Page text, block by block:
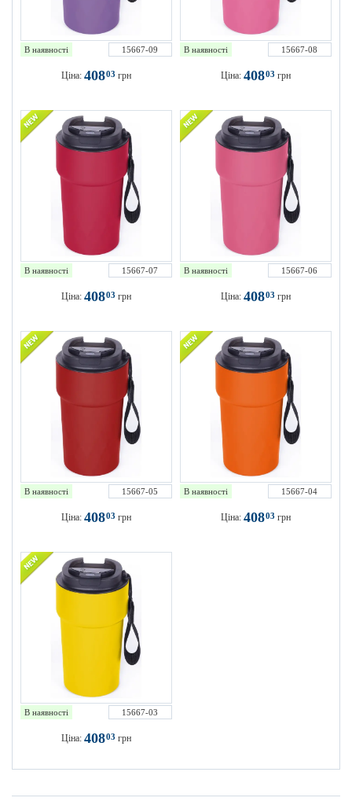
В наявності 15667-09
Ціна: 40803 грн
В наявності 15667-08
Ціна: 40803 грн
В наявності 15667-07
Ціна: 40803 грн
В наявності 15667-06
Ціна: 40803 грн
В наявності 15667-05
Ціна: 40803 грн
В наявності 15667-04
Ціна: 40803 грн
В наявності 15667-03
Ціна: 40803 грн